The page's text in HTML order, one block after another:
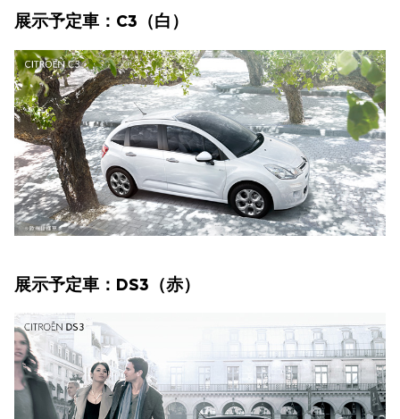
展示予定車：C3（白）
展示予定車：DS3（赤）